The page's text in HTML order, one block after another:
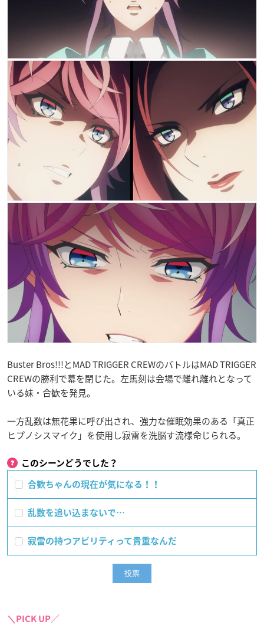
Buster Bros!!!とMAD TRIGGER CREWのバトルはMAD TRIGGER
CREWの勝利で幕を閉じた。左馬刻は会場で離れ離れとなって
いる妹・合歓を発見。
一方乱数は無花果に呼び出され、強力な催眠効果のある「真正
ヒプノシスマイク」を使用し寂雷を洗脳す流様命じられる。
このシーンどうでした？
合歓ちゃんの現在が気になる！！
乱数を追い込まないで…
寂雷の持つアビリティって貴重なんだ
＼PICK UP／